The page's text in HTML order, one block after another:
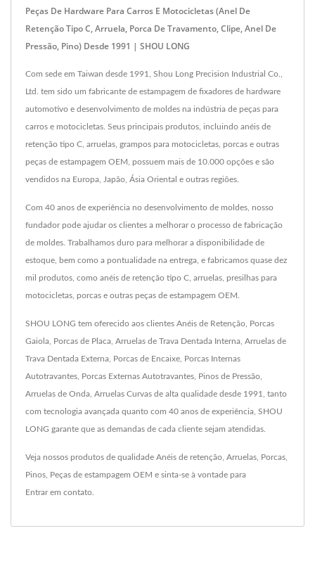
Peças De Hardware Para Carros E Motocicletas (anel De
Retenção Tipo C, Arruela, Porca De Travamento, Clipe, Anel De
Pressão, Pino) Desde 1991 | SHOU LONG
Com sede em Taiwan desde 1991, Shou Long Precision Industrial Co.,
Ltd. tem sido um fabricante de estampagem de fixadores de hardware
automotivo e desenvolvimento de moldes na indústria de peças para
carros e motocicletas. Seus principais produtos, incluindo anéis de
retenção tipo C, arruelas, grampos para motocicletas, porcas e outras
peças de estampagem OEM, possuem mais de 10.000 opções e são
vendidos na Europa, Japão, Ásia Oriental e outras regiões.
Com 40 anos de experiência no desenvolvimento de moldes, nosso
fundador pode ajudar os clientes a melhorar o processo de fabricação
de moldes. Trabalhamos duro para melhorar a disponibilidade de
estoque, bem como a pontualidade na entrega, e fabricamos quase dez
mil produtos, como anéis de retenção tipo C, arruelas, presilhas para
motocicletas, porcas e outras peças de estampagem OEM.
SHOU LONG tem oferecido aos clientes Anéis de Retenção, Porcas
Gaiola, Porcas de Placa, Arruelas de Trava Dentada Interna, Arruelas de
Trava Dentada Externa, Porcas de Encaixe, Porcas Internas
Autotravantes, Porcas Externas Autotravantes, Pinos de Pressão,
Arruelas de Onda, Arruelas Curvas de alta qualidade desde 1991, tanto
com tecnologia avançada quanto com 40 anos de experiência, SHOU
LONG garante que as demandas de cada cliente sejam atendidas.
Veja nossos produtos de qualidade Anéis de retenção Arruelas Porcas
Pinos Peças de estampagem OEM e sinta-se à vontade para
Entrar em contato